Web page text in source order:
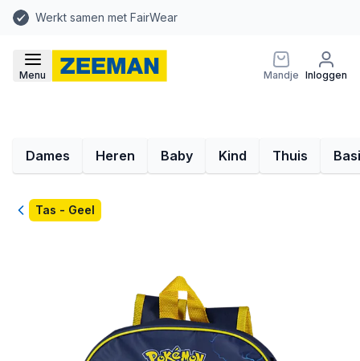
Werkt samen met FairWear
Menu Mandje Inloggen
Dames Heren Baby Kind Thuis
TerugTas - Geel